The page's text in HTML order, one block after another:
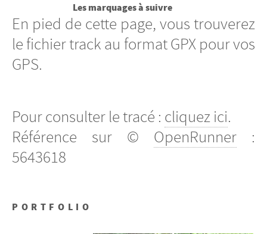
Les marquages à suivre
En pied de cette page, vous trouverez
le fichier track au format GPX pour vos
GPS.
Pour consulter le tracé : cliquez ici.
Référence sur © OpenRunner :
5643618
PORTFOLIO